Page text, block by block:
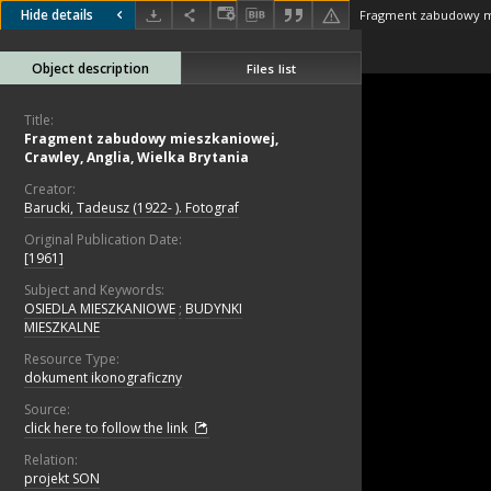
Hide details
Object description Files list
Title:
Fragment zabudowy mieszkaniowej,
Crawley, Anglia, Wielka Brytania
Creator:
Barucki, Tadeusz (1922- ). Fotograf
Original Publication Date:
[1961]
Subject and Keywords:
OSIEDLA MIESZKANIOWE ; BUDYNKI
MIESZKALNE
Resource Type:
dokument ikonograficzny
Source:
click here to follow the link
Relation:
projekt SON